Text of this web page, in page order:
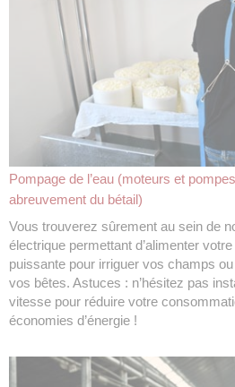
Pompage de l’eau (moteurs et
abreuvement du bétail)
Vous trouverez sûrement au sein de
électrique permettant d’alimenter
puissante pour irriguer vos champs
vos bêtes. Astuces : n’hésitez pas
vitesse pour réduire votre
économies d’énergie !